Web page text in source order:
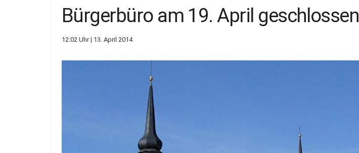
Bürgerbüro am 19. April geschlossen
12:02 Uhr | 13. April 2014